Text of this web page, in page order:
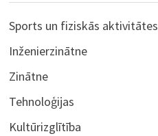
Sports un fiziskās aktivitātes
Inženierzinātne
Zinātne
Tehnoloģijas
Kultūrizglītība